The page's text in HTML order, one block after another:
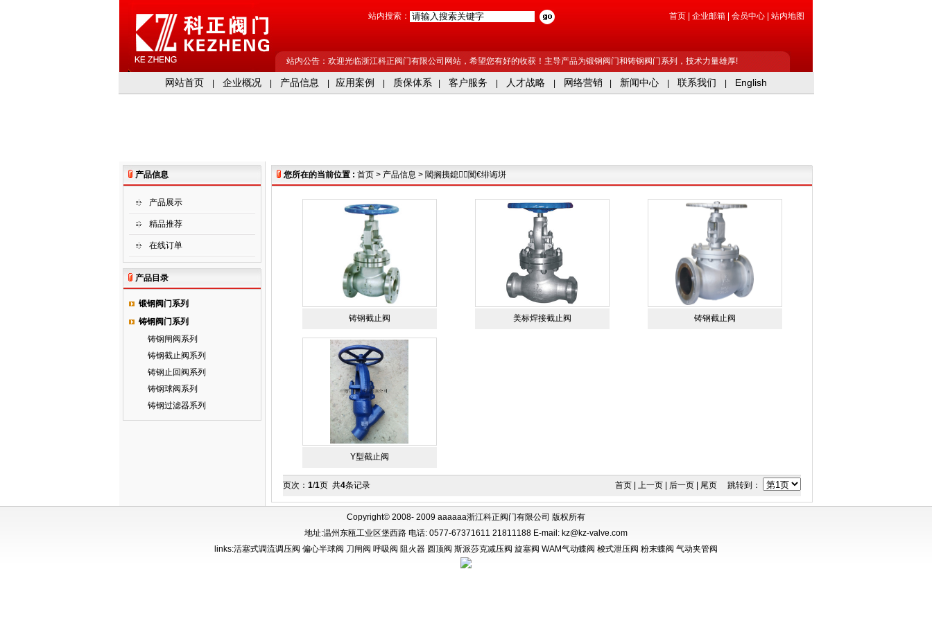
站内搜索： 首页 企业邮箱 会员中心 站内地图
站内公告：欢迎光临浙江科正阀门有限公司网站，希望您有好的收获！主导产品为锻钢阀门和铸钢阀门系列，技术力量雄厚!
网站首页 企业概况 产品信息 应用案例 质保体系 客户服务 人才战略 网络营销 新闻中心 联系我们 English
产品信息
产品展示
精品推荐
在线订单
产品目录
锻钢阀门系列
铸钢阀门系列
铸钢闸阀系列
铸钢截止阀系列
铸钢止回阀系列
铸钢球阀系列
铸钢过滤器系列
您所在的当前位置 : 首页 > 产品信息 > 閾搁挗鎴闃€绯诲垪
铸钢截止阀 美标焊接截止阀 铸钢截止阀
Y型截止阀
页次： 1/1页 共4条记录 首页 | 上一页 | 后一页 | 尾页 跳转到：
Copyright© 2008- 2009 aaaaaa浙江科正阀门有限公司 版权所有
地址:温州东瓯工业区堡西路 电话: 0577-67371611 21811188 E-mail: kz@kz-valve.com
links:活塞式调流调压阀 偏心半球阀 刀闸阀 呼吸阀 阻火器 圆顶阀 斯派莎克减压阀 旋塞阀 WAM气动蝶阀 梭式泄压阀 粉末蝶阀 气动夹管阀